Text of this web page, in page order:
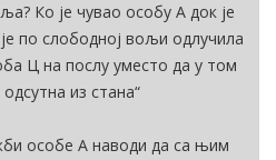
Ко је чувао особу А док је
по слободној вољи одлучила
Ц на послу уместо да у том
из стана“
особе А наводи да са њим